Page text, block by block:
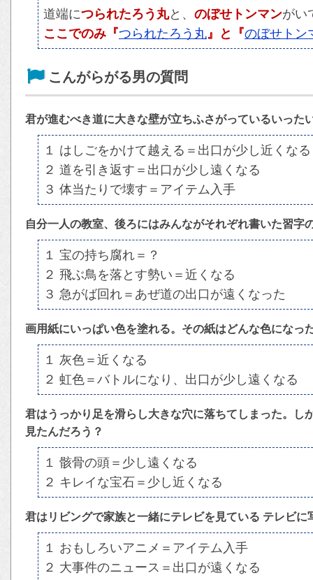
道端につられたろう丸と、 のぼせトンマンがい
ここでのみ『つられたろう丸 』と『のぼせトン
こんがらがる男の質問
君が進むべき道に大きな壁が立ちふさがっているいった
１ はしごをかけて越える＝出口が少し近くなる
２ 道を引き返す＝出口が少し遠くなる
３ 体当たりで壊す＝アイテム入手
自分一人の教室、後ろにはみんながそれぞれ書いた習
１ 宝の持ち腐れ＝？
２ 飛ぶ鳥を落とす勢い＝近くなる
３ 急がば回れ＝あぜ道の出口が遠くなった
画用紙にいっぱい色を塗れる。その紙はどんな色になっ
１ 灰色＝近くなる
２ 虹色＝バトルになり、出口が少し遠くなる
君はうっかり足を滑らし大きな穴に落ちてしまった。
見たんだろう？
１ 骸骨の頭＝少し遠くなる
２ キレイな宝石＝少し近くなる
君はリビングで家族と一緒にテレビを見ている テレビに
１ おもしろいアニメ＝アイテム入手
２ 大事件のニュース＝出口が遠くなる